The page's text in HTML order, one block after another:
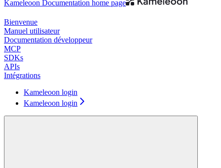
Kameleoon Documentation home page
Bienvenue
Manuel utilisateur
Documentation développeur
MCP
SDKs
APIs
Intégrations
Kameleoon login
Kameleoon login